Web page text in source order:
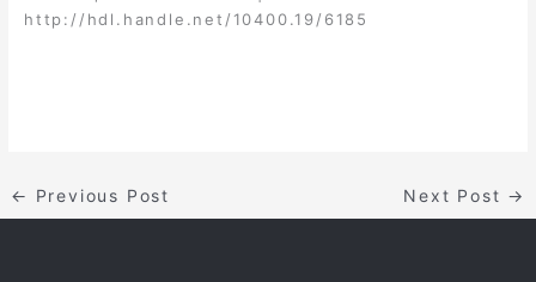
http://hdl.handle.net/10400.19/6185
← Previous Post Next Post →